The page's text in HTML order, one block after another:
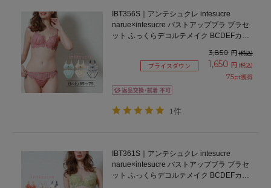
IBT356S｜アンテシュクレ intesucre
narue×intesucre バストアップブラ ブラセ
ット ふっくらデコルテメイク BCDEFカッ
3,850 円(税込)
プライスダウン 1,650 円 (税込)
75pt獲得
1件
IBT361S｜アンテシュクレ intesucre
narue×intesucre バストアップブラ ブラセ
ット ふっくらデコルテメイク BCDEFカッ